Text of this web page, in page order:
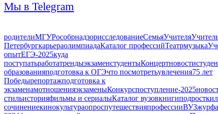
Мы в Telegram
родителиМГУРособрнадзорисследованиеСемьяУчителя
ПетербургкарьераолимпиадаКаталог профессийТеатрмузыка
опытЕГЭ-2025куда
поступатьработатрендыэкзаменстудентыКонцертновости
образованияподготовка к ОГЭчто посмотретьувлечения75 лет
Победырепортажподготовка к
экзаменамотношенияэкзаменыКонкурспоступление-2025
стильисторияфильмы и сериалыКаталог вузовкнигиподростки
сочинениекинокультураопроспутешествияпрофессииВУЗ